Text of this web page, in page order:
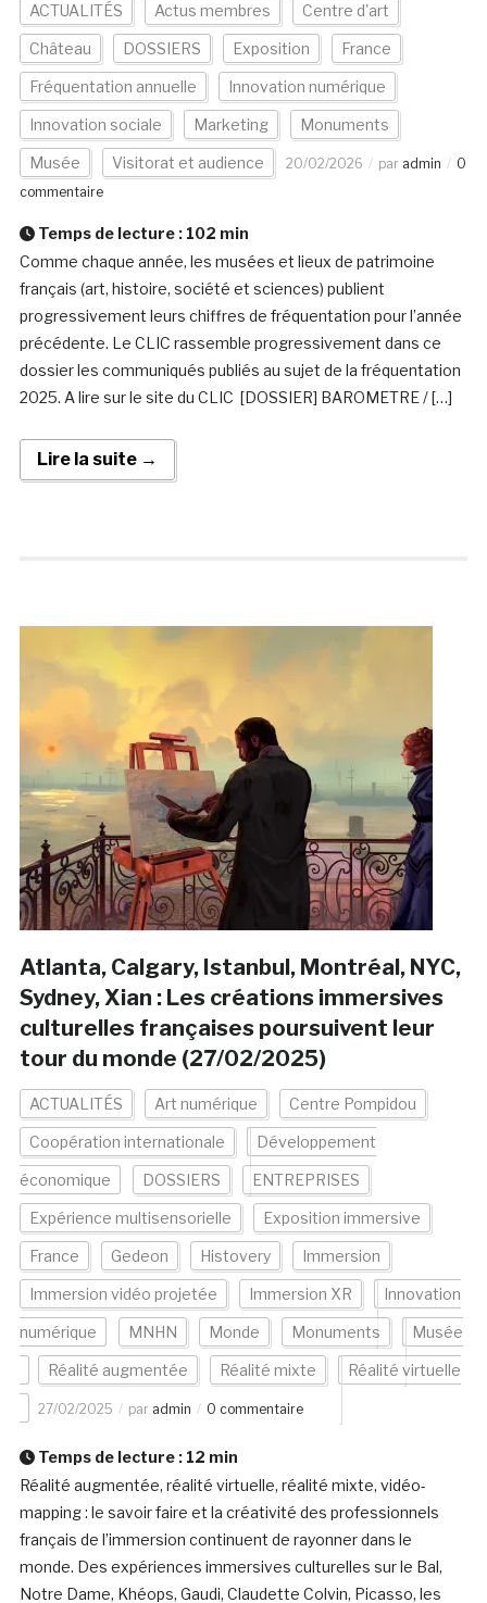
ACTUALITÉS Actus membres Centre d'art
Château DOSSIERS Exposition France
Fréquentation annuelle Innovation numérique
Innovation sociale Marketing Monuments
Musée Visitorat et audience 20/02/2026 par admin
0
commentaire
Temps de lecture : 102 min
Comme chaque année, les musées et lieux de patrimoine
français (art, histoire, société et sciences) publient
progressivement leurs chiffres de fréquentation pour l’année
précédente. Le CLIC rassemble progressivement dans ce
dossier les communiqués publiés au sujet de la fréquentation
2025. A lire sur le site du CLIC [DOSSIER] BAROMETRE / […]
Lire la suite →
Atlanta, Calgary, Istanbul, Montréal, NYC,
Sydney, Xian : Les créations immersives
culturelles françaises poursuivent leur
tour du monde (27/02/2025)
ACTUALITÉS Art numérique Centre Pompidou
Coopération internationale Développement
économique DOSSIERS ENTREPRISES
Expérience multisensorielle Exposition immersive
France Gedeon Histovery Immersion
Immersion vidéo projetée Immersion XR Innovation
numérique MNHN Monde Monuments Musée
Réalité augmentée Réalité mixte Réalité virtuelle
27/02/2025 par admin 0 commentaire
Temps de lecture : 12 min
Réalité augmentée, réalité virtuelle, réalité mixte, vidéo-
mapping : le savoir faire et la créativité des professionnels
français de l’immersion continuent de rayonner dans le
monde. Des expériences immersives culturelles sur le Bal,
Notre Dame, Khéops, Gaudi, Claudette Colvin, Picasso, les